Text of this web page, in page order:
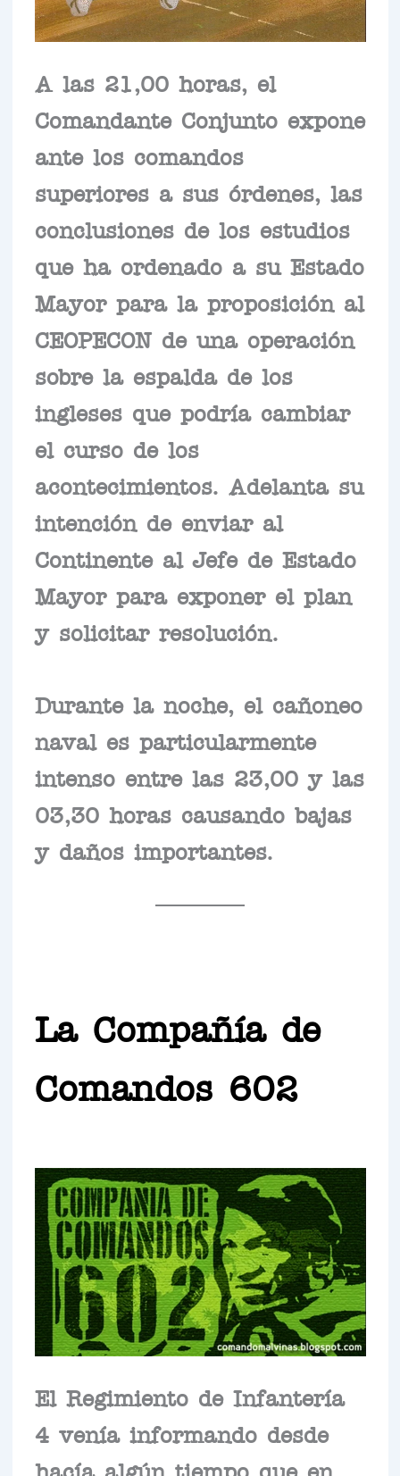
A las 21,00 horas, el
Comandante Conjunto expone
ante los comandos
superiores a sus órdenes, las
conclusiones de los estudios
que ha ordenado a su Estado
Mayor para la proposición al
CEOPECON de una operación
sobre la espalda de los
ingleses que podría cambiar
el curso de los
acontecimientos. Adelanta su
intención de enviar al
Continente al Jefe de Estado
Mayor para exponer el plan
y solicitar resolución.
Durante la noche, el cañoneo
naval es particularmente
intenso entre las 23,00 y las
03,30 horas causando bajas
y daños importantes.
La Compañía de
Comandos 602
El Regimiento de Infantería
4 venía informando desde
hacía algún tiempo que en